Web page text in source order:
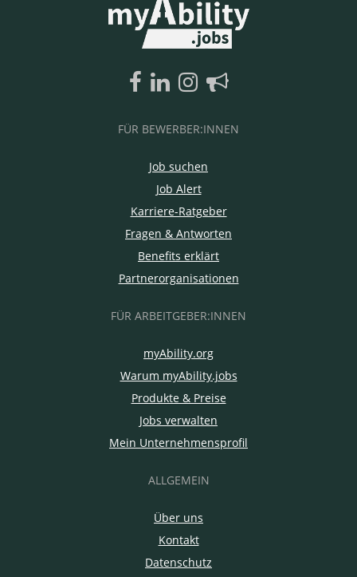
FÜR BEWERBER:INNEN
Job suchen
Job Alert
Karriere-Ratgeber
Fragen & Antworten
Benefits erklärt
Partnerorganisationen
FÜR ARBEITGEBER:INNEN
myAbility.org
Warum myAbility.jobs
Produkte & Preise
Jobs verwalten
Mein Unternehmensprofil
ALLGEMEIN
Über uns
Kontakt
Datenschutz